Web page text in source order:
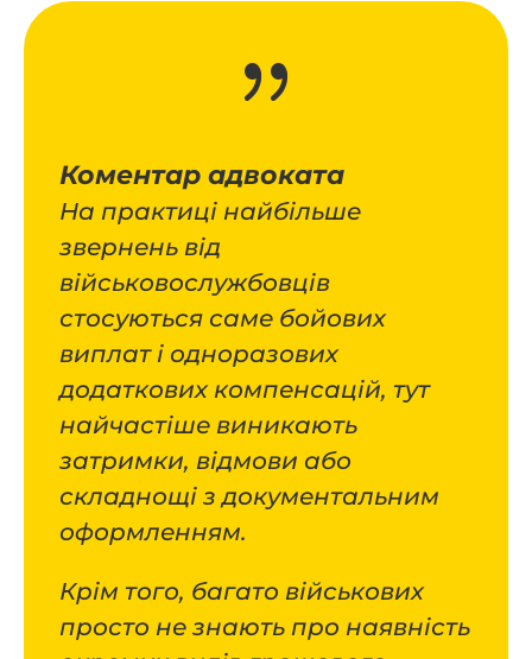
{
Коментар адвоката
На практиці найбільше
звернень від
військовослужбовців
стосуються саме бойових
виплат і одноразових
додаткових компенсацій, тут
найчастіше виникають
затримки, відмови або
складнощі з документальним
оформленням.
Крім того, багато військових
просто не знають про наявність